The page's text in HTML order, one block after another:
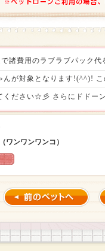
諸費用のラブラブパック
んが対象となります!(^^)!
ください☆彡 さらにドド
込33,000円）
ワンワンワンコ）